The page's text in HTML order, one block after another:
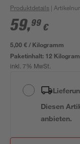
Produktdetails |
59,99 €
5,00 € / Kilogramm
Paketinhalt: 12
inkl. 7% MwSt.
Diesen
anbieten.